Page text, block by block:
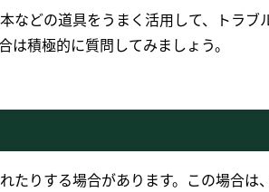
などの道具をうまく活用して、トラブ
積極的に質問してみましょう。
たりする場合があります。この場合は